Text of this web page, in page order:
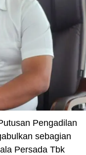
Pengadilan
sebagian
Persada Tbk